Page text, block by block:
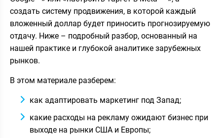
создать систему продвижения, в которой каждый
вложенный доллар будет приносить прогнозируемую
отдачу. Ниже – подробный разбор, основанный на
нашей практике и глубокой аналитике зарубежных
рынков.
В этом материале разберем:
как адаптировать маркетинг под Запад;
какие расходы на рекламу ожидают бизнес при
выходе на рынки США и Европы;